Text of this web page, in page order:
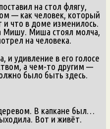
на стол флягу,
— как человек, который
и что в доме изменилось.
Мишу. Миша стоял молча,
на человека.
и удивление в его голосе
а чем-то другим —
было быть здесь.
В капкане был…
Вот и живёт.